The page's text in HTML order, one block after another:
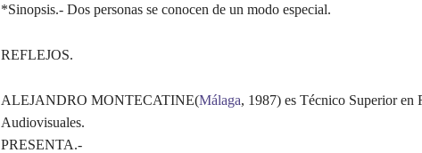
*Sinopsis.- Dos personas se conocen de un modo especial.
REFLEJOS.
ALEJANDRO MONTECATINE(Málaga, 1987) es Técnico Superior en
Audiovisuales.
PRESENTA.-